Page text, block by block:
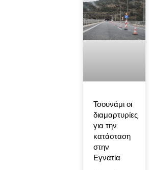
Τσουνάμι οι
διαμαρτυρίες
για την
κατάσταση
στην
Εγνατία